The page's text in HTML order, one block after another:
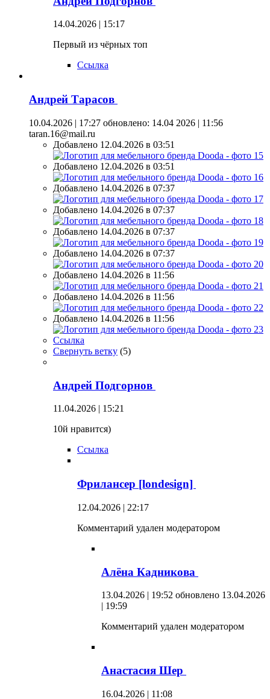
14.04.2026 | 15:17
Первый из чёрных топ
Ссылка
Андрей Тарасов
10.04.2026 | 17:27 обновлено: 14.04 2026 | 11:56
taran.16@mail.ru
Добавлено 12.04.2026 в 03:51
Добавлено 12.04.2026 в 03:51
Добавлено 14.04.2026 в 07:37
Добавлено 14.04.2026 в 07:37
Добавлено 14.04.2026 в 07:37
Добавлено 14.04.2026 в 07:37
Добавлено 14.04.2026 в 11:56
Добавлено 14.04.2026 в 11:56
Добавлено 14.04.2026 в 11:56
Ссылка
Свернуть ветку (5)
Андрей Подгорнов
11.04.2026 | 15:21
10й нравится)
Ссылка
Фрилансер [londesign]
12.04.2026 | 22:17
Комментарий удален модератором
Алёна Кадникова
13.04.2026 | 19:52 обновлено 13.04.2026
| 19:59
Комментарий удален модератором
Анастасия Шер
16.04.2026 | 11:08